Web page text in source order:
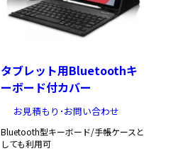
タブレット用Bluetoothキ
ーボード付カバー
お見積もり･お問い合わせ
Bluetooth型キーボード/手帳ケースと
しても利用可